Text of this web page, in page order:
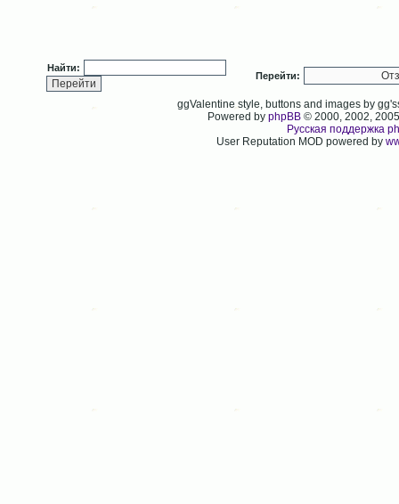
Найти:
Перейти:
ggValentine style, buttons and images by
Powered byphpBB © 2000, 2002,
Русская поддержка
User Reputation MOD powered by